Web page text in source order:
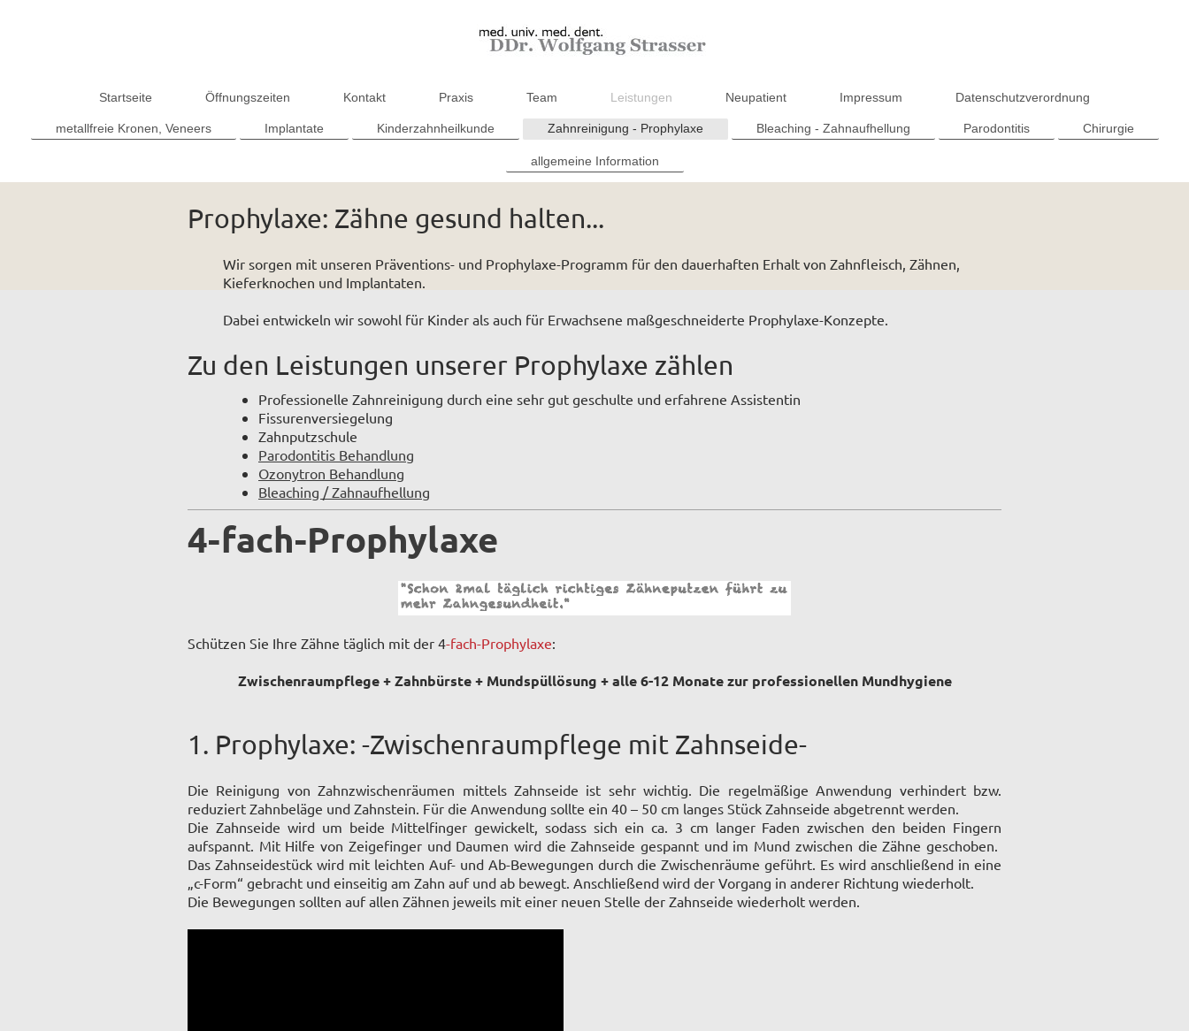
Startseite Öffnungszeiten Kontakt Praxis Team Leistungen Neupatient Impressum Datenschutzverordnung
metallfreie Kronen, Veneers Implantate Kinderzahnheilkunde Zahnreinigung - Prophylaxe Bleaching - Zahnaufhellung Parodontitis Chirurgie
allgemeine Information
Prophylaxe: Zähne gesund halten...
Wir sorgen mit unseren Präventions- und Prophylaxe-Programm für den dauerhaften Erhalt von Zahnfleisch, Zähnen,
Kieferknochen und Implantaten.
Dabei entwickeln wir sowohl für Kinder als auch für Erwachsene maßgeschneiderte Prophylaxe-Konzepte.
Zu den Leistungen unserer Prophylaxe zählen
Professionelle Zahnreinigung durch eine sehr gut geschulte und erfahrene Assistentin
Fissurenversiegelung
Zahnputzschule
Parodontitis Behandlung
Ozonytron Behandlung
Bleaching / Zahnaufhellung
4-fach-Prophylaxe
Schützen Sie Ihre Zähne täglich mit der 4-fach-Prophylaxe:
Zwischenraumpflege + Zahnbürste + Mundspüllösung + alle 6-12 Monate zur professionellen Mundhygiene
1. Prophylaxe: -Zwischenraumpflege mit Zahnseide-
Die Reinigung von Zahnzwischenräumen mittels Zahnseide ist sehr wichtig. Die regelmäßige Anwendung verhindert bzw.
reduziert Zahnbeläge und Zahnstein. Für die Anwendung sollte ein 40 – 50 cm langes Stück Zahnseide abgetrennt werden.
Die Zahnseide wird um beide Mittelfinger gewickelt, sodass sich ein ca. 3 cm langer Faden zwischen den beiden Fingern
aufspannt. Mit Hilfe von Zeigefinger und Daumen wird die Zahnseide gespannt und im Mund zwischen die Zähne geschoben.
Das Zahnseidestück wird mit leichten Auf- und Ab-Bewegungen durch die Zwischenräume geführt. Es wird anschließend in eine
„c-Form“ gebracht und einseitig am Zahn auf und ab bewegt. Anschließend wird der Vorgang in anderer Richtung wiederholt.
Die Bewegungen sollten auf allen Zähnen jeweils mit einer neuen Stelle der Zahnseide wiederholt werden.